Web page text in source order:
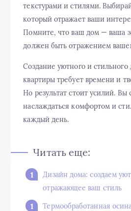
текстурами и стилями.
который отражает ваши
Помните, что ваш дом — ваша
должен быть отражением
Создание уютного и стильного
квартиры требует времени и
Но результат стоит усилий. Вы
наслаждаться комфортом и
каждый день.
Читать еще:
Дизайн дома: создаем
отражающее ваш стиль
Термообработанная